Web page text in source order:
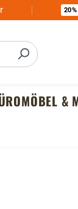
20%
&